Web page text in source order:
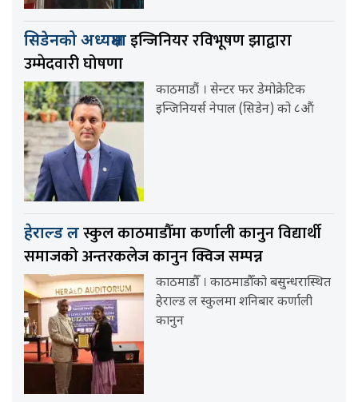
सिडेनको अध्यक्षमाइन्जिनियर रविभूषण झाद्वारा
उम्मेदवारी घोषणा
काठमाडौं । सेन्टर फर डेमोक्रेटिक
इन्जिनियर्स नेपाल (सिडेन) को ८औं
हेराल्ड लस्कुल काठमाडौँमा कर्णाली कानुन विद्यार्थी
समाजको अन्तरकलेज कानुन क्विज सम्पन्न
काठमाडौँ । काठमाडौँको बसुन्धरास्थित
हेराल्ड ल स्कुलमा शनिबार कर्णाली
कानुन